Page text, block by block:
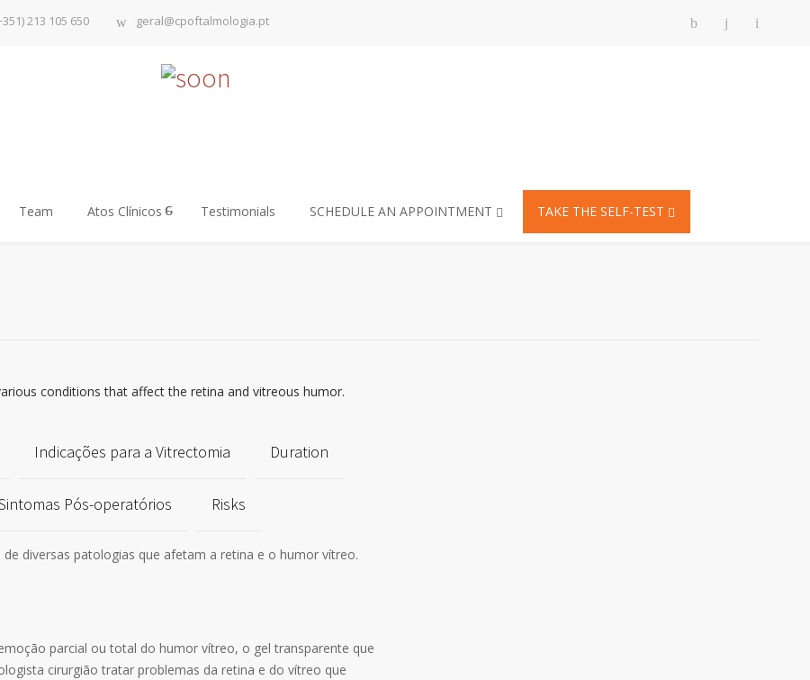
213 105 650 geral@cpoftalmologia.pt
Team Atos Clínicos Testimonials SCHEDULE AN APPOINTMENT TAKE THE SELF-TEST
Indicações para a Vitrectomia Duration
Pós-operatórios Risks
diversas patologias que afetam a retina e o humor vítreo.
parcial ou total do humor vítreo, o gel transparente que
cirurgião tratar problemas da retina e do vítreo que